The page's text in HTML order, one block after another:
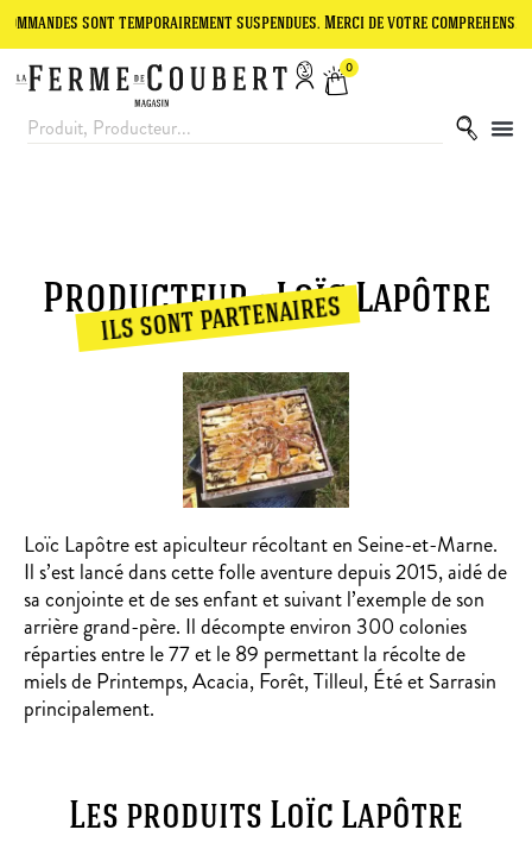
sont temporairement suspendues. Merci de votre compréhension.
0
Producteur : Loïc Lapôtre
ils sont partenaires
Loïc Lapôtre est apiculteur récoltant en Seine-et-Marne.
Il s’est lancé dans cette folle aventure depuis 2015, aidé de
sa conjointe et de ses enfant et suivant l’exemple de son
arrière grand-père. Il décompte environ 300 colonies
réparties entre le 77 et le 89 permettant la récolte de
miels de Printemps, Acacia, Forêt, Tilleul, Été et Sarrasin
principalement.
Les produits Loïc Lapôtre